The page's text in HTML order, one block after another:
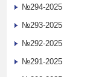
№294-2025
№293-2025
№292-2025
№291-2025